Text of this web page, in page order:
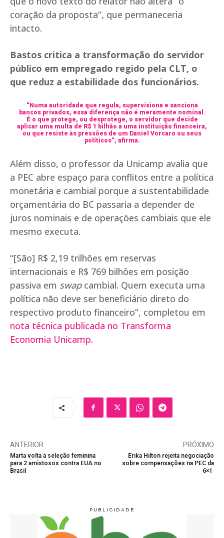
coração da proposta”, que permaneceria
intacto.
Bastos critica a transformação do servidor
público em empregado regido pela CLT, o
que reduz a estabilidade dos funcionários.
“Numa autoridade que regula, supervisiona e sanciona
bancos privados, essa diferença não é meramente nominal.
É o que protege, ou desprotege, o servidor que decide
aplicar uma multa de R$ 1 bilhão a uma instituição financeira,
ou que resiste às pressões de um Daniel Vorcaro ou seus
políticos”, afirma.
Além disso, o professor da Unicamp avalia que
a PEC abre espaço para conflitos entre a política
monetária e cambial porque a sustentabilidade
orçamentária do BC passaria a depender de
juros nominais e de operações cambiais que ele
mesmo executa.
“[São] R$ 2,19 trilhões em reservas
internacionais e R$ 769 bilhões em posição
passiva em swapcambial. Quem executa uma
política não deve ser beneficiário direto do
respectivo produto financeiro”, completou em
nota técnica publicada no Transforma
Economia Unicamp.
ANTERIOR
Marta volta à seleção feminina
para 2 amistosos contra EUA no
Brasil
PRÓXIMO
Erika Hilton rejeita negociação
sobre compensações na PEC da
6×1